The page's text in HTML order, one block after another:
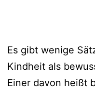
Es gibt wenige
Kindheit als
Einer davon heißt